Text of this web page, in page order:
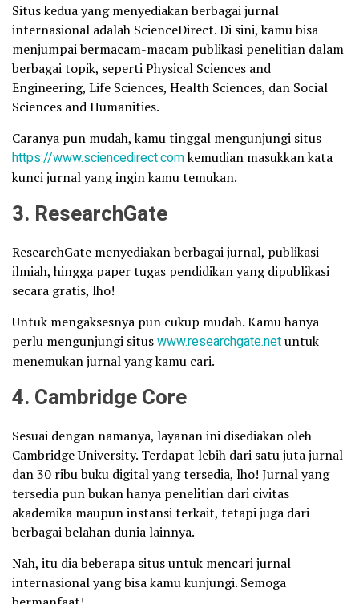
Situs kedua yang menyediakan berbagai jurnal
internasional adalah ScienceDirect. Di sini, kamu bisa
menjumpai bermacam-macam publikasi penelitian dalam
berbagai topik, seperti Physical Sciences and
Engineering, Life Sciences, Health Sciences, dan Social
Sciences and Humanities.
Caranya pun mudah, kamu tinggal mengunjungi situs
https://www.sciencedirect.comkemudian masukkan kata
kunci jurnal yang ingin kamu temukan.
3. ResearchGate
ResearchGate menyediakan berbagai jurnal, publikasi
ilmiah, hingga paper tugas pendidikan yang dipublikasi
secara gratis, lho!
Untuk mengaksesnya pun cukup mudah. Kamu hanya
perlu mengunjungi situswww.researchgate.netuntuk
menemukan jurnal yang kamu cari.
4. Cambridge Core
Sesuai dengan namanya, layanan ini disediakan oleh
Cambridge University. Terdapat lebih dari satu juta jurnal
dan 30 ribu buku digital yang tersedia, lho! Jurnal yang
tersedia pun bukan hanya penelitian dari civitas
akademika maupun instansi terkait, tetapi juga dari
berbagai belahan dunia lainnya.
Nah, itu dia beberapa situs untuk mencari jurnal
internasional yang bisa kamu kunjungi. Semoga